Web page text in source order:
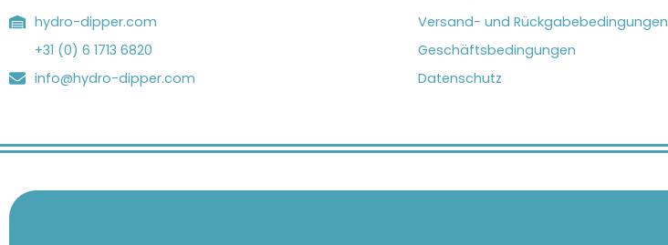
hydro-dipper.com
+31 (0) 6 1713 6820
info@hydro-dipper.com
Versand- und Rückgabebedingungen
Geschäftsbedingungen
Datenschutz